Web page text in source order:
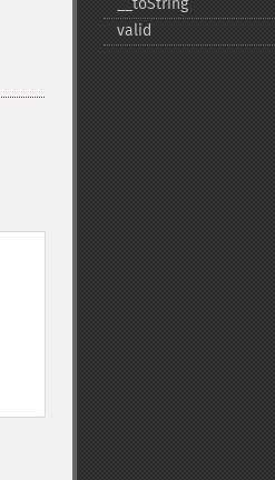
_​_​toString
valid